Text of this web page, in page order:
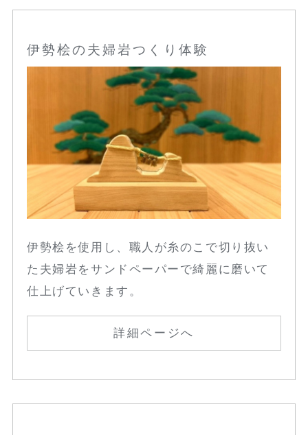
伊勢桧の夫婦岩つくり体験
伊勢桧を使用し、職人が糸のこで切り抜い
た夫婦岩をサンドペーパーで綺麗に磨いて
仕上げていきます。
詳細ページへ